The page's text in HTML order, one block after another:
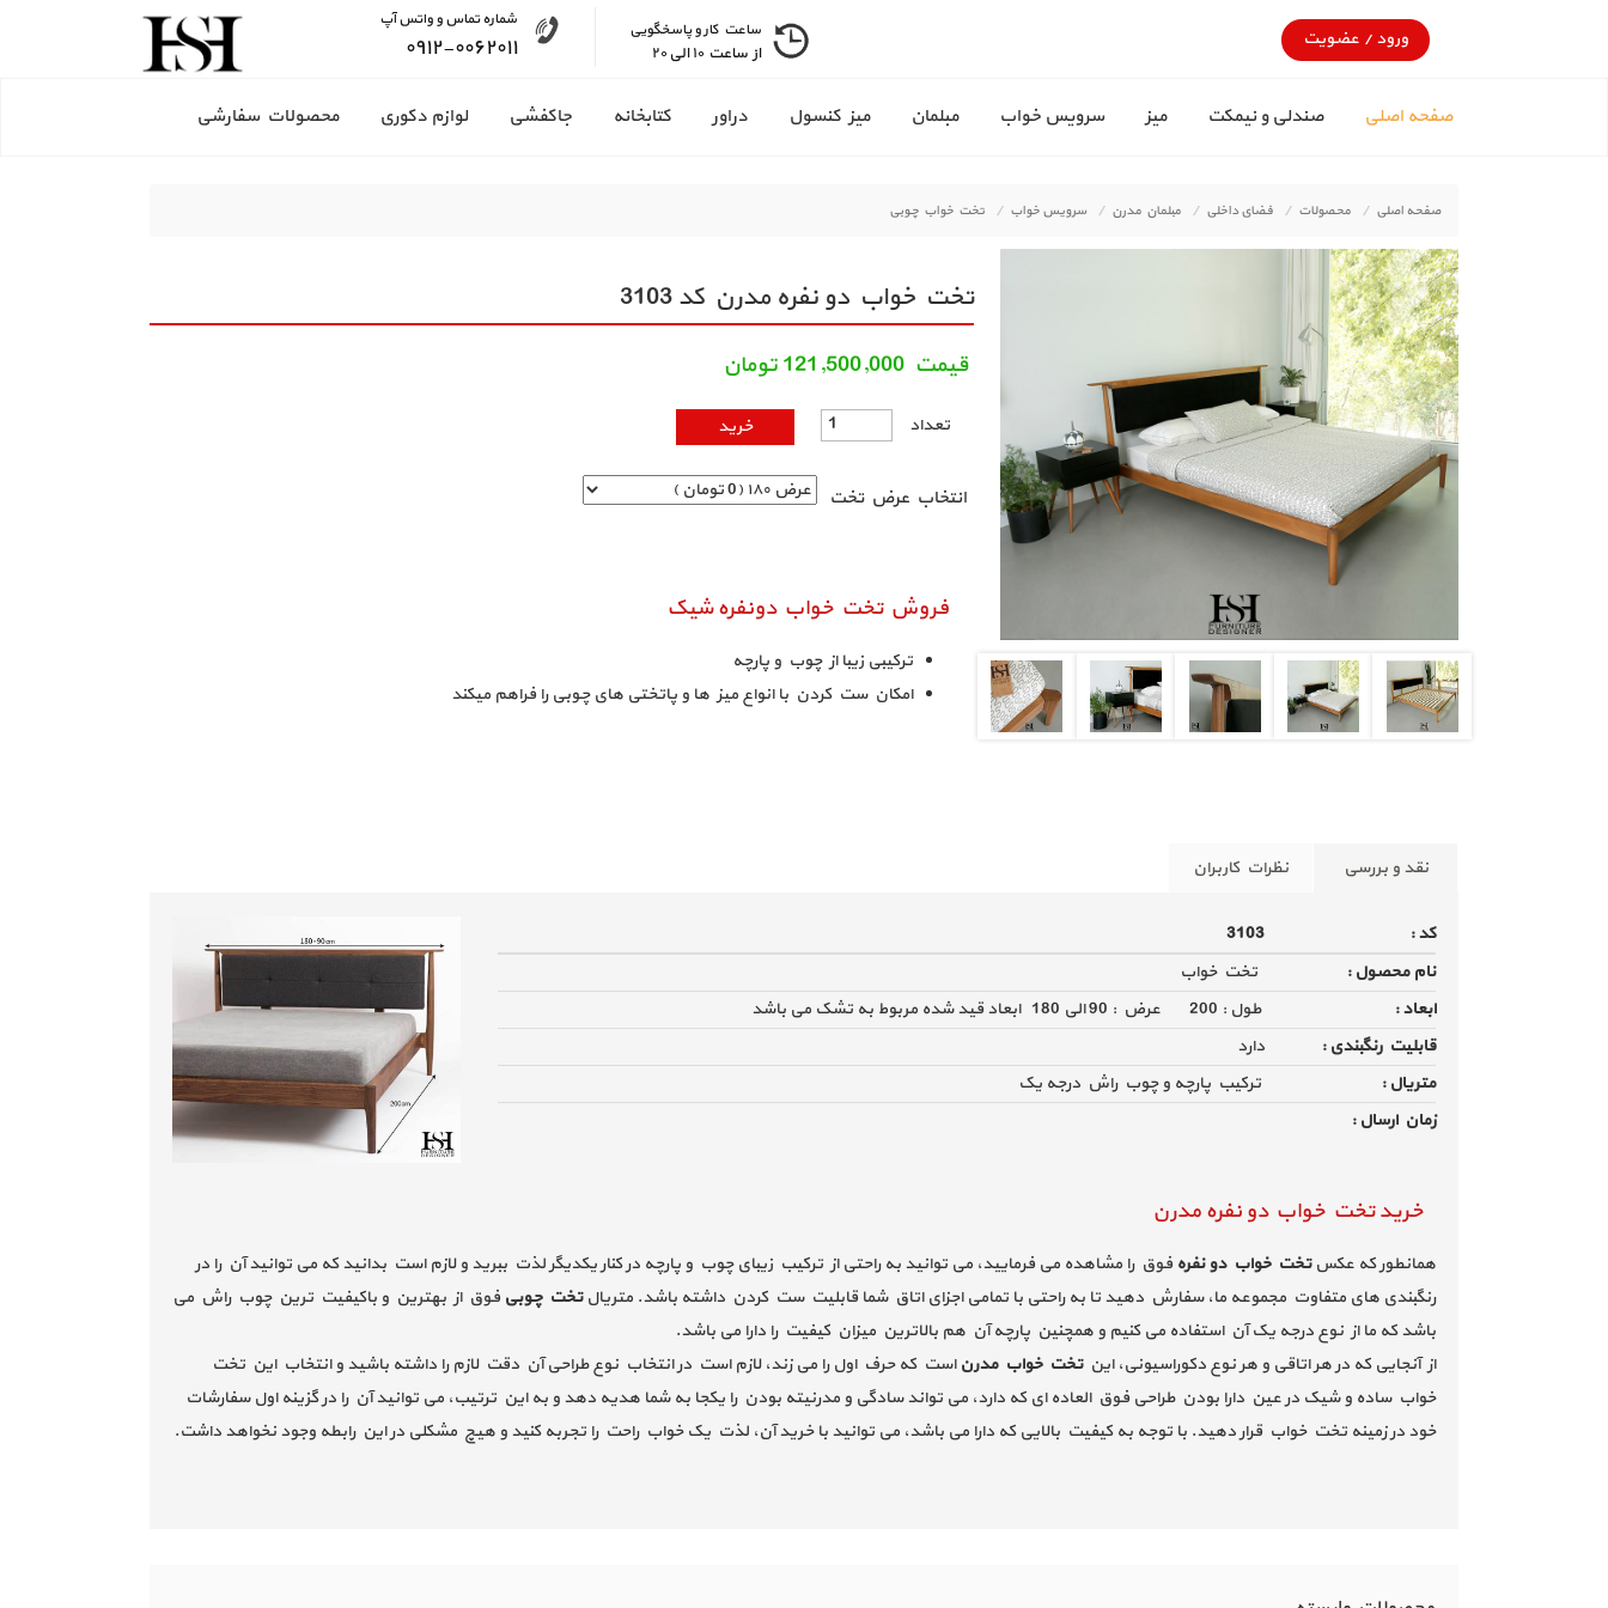
ساعت کار و پاسخگویی
از ساعت ۱۰ الی ۲۰
شماره تماس و واتس آپ
۰۹۱۲-۰۰۶۲۰۱۱ ورود/عضویت
صفحه اصلی صندلی و نیمکت میز سرویس خواب مبلمان میز کنسول دراور کتابخانه جاکفشی لوازم دکوری محصولات سفارشی
صفحه اصلی محصولات فضای داخلی مبلمان مدرن سرویس خواب تخت خواب چوبی
تخت خواب دو نفره مدرن کد 3103
انتخاب عرض تخت
تعداد
قيمت 121,500,000تومان
فروش تخت خواب دونفره شیک
ترکیبی زیبا از چوب و پارچه
امکان ست کردن با انواع میز ها و پاتختی های چوبی را فراهم میکند
نقد و بررسی نظرات کاربران
قیمت تخت خواب دو نفره چوبی
کد :
3103
نام محصول :
تخت خواب
ابعاد :
طول : 200 عرض : 90 الی 180 ابعاد قید شده مربوط به تشک می باشد
قابلیت رنگبندی :
دارد
متریال :
ترکیب پارچه و چوب راش درجه یک
زمان ارسال :
خرید تخت خواب دو نفره مدرن
همانطور که عکستخت خواب دو نفره فوق را مشاهده می فرمایید، می توانید به راحتی از ترکیب زیبای چوب و پارچه در کنار یکدیگر لذت ببرید و لازم است بدانید که می توانید آن را در
رنگبندی های متفاوت مجموعه ما، سفارش دهید تا به راحتی با تمامی اجزای اتاق شما قابلیت ست کردن داشته باشد. متریالتخت چوبی فوق از بهترین و باکیفیت ترین چوب راش می
باشد که ما از نوع درجه یک آن استفاده می کنیم و همچنین پارچه آن هم بالاترین میزان کیفیت را دارا می باشد.
از آنجایی که در هر اتاقی و هر نوع دکوراسیونی، اینتخت خواب مدرناست که حرف اول را می زند، لازم است در انتخاب نوع طراحی آن دقت لازم را داشته باشید و انتخاب این تخت
خواب ساده و شیک در عین دارا بودن طراحی فوق العاده ای که دارد، می تواند سادگی و مدرنیته بودن را یکجا به شما هدیه دهد و به این ترتیب، می توانید آن را در گزینه اول سفارشات
خود در زمینه تخت خواب قرار دهید. با توجه به کیفیت بالایی که دارا می باشد، می توانید با خرید آن، لذت یک خواب راحت را تجربه کنید و هیچ مشکلی در این رابطه وجود نخواهد داشت.